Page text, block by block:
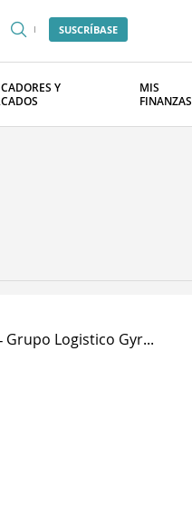
SUSCRÍBASE
Y
MIS
FINANZAS
Grupo Logistico Gyr...